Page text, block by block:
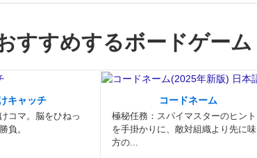
すすめするボードゲーム
キャッチ
コマ。脳をひねっ
負。
コードネーム
極秘任務：スパイマスターのヒント
を手掛かりに、敵対組織より先に味
方の...